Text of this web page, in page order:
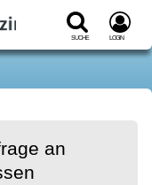
Suche Login
an